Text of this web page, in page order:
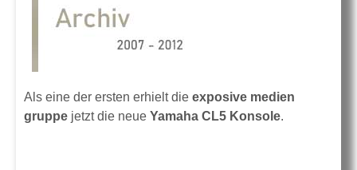
Als eine der ersten erhielt die exposive medien
gruppe jetzt die neue Yamaha CL5 Konsole.